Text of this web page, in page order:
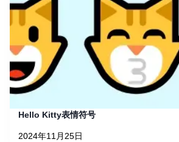
Hello Kitty表情符号
2024年11月25日